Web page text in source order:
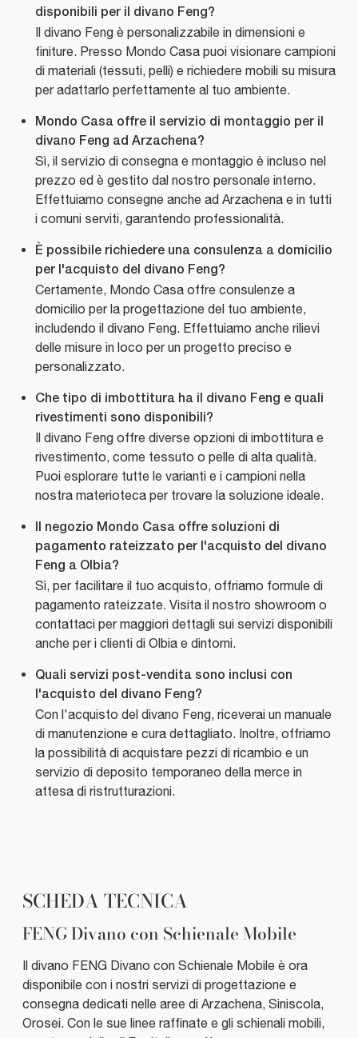
disponibili per il divano Feng?
Il divano Feng è personalizzabile in dimensioni e
finiture. Presso Mondo Casa puoi visionare campioni
di materiali (tessuti, pelli) e richiedere mobili su misura
per adattarlo perfettamente al tuo ambiente.
Mondo Casa offre il servizio di montaggio per il
divano Feng ad Arzachena?
Sì, il servizio di consegna e montaggio è incluso nel
prezzo ed è gestito dal nostro personale interno.
Effettuiamo consegne anche ad Arzachena e in tutti
i comuni serviti, garantendo professionalità.
È possibile richiedere una consulenza a domicilio
per l'acquisto del divano Feng?
Certamente, Mondo Casa offre consulenze a
domicilio per la progettazione del tuo ambiente,
includendo il divano Feng. Effettuiamo anche rilievi
delle misure in loco per un progetto preciso e
personalizzato.
Che tipo di imbottitura ha il divano Feng e quali
rivestimenti sono disponibili?
Il divano Feng offre diverse opzioni di imbottitura e
rivestimento, come tessuto o pelle di alta qualità.
Puoi esplorare tutte le varianti e i campioni nella
nostra materioteca per trovare la soluzione ideale.
Il negozio Mondo Casa offre soluzioni di
pagamento rateizzato per l'acquisto del divano
Feng a Olbia?
Sì, per facilitare il tuo acquisto, offriamo formule di
pagamento rateizzate. Visita il nostro showroom o
contattaci per maggiori dettagli sui servizi disponibili
anche per i clienti di Olbia e dintorni.
Quali servizi post-vendita sono inclusi con
l'acquisto del divano Feng?
Con l'acquisto del divano Feng, riceverai un manuale
di manutenzione e cura dettagliato. Inoltre, offriamo
la possibilità di acquistare pezzi di ricambio e un
servizio di deposito temporaneo della merce in
attesa di ristrutturazioni.
SCHEDA TECNICA
FENG Divano con Schienale Mobile
Il divano FENG Divano con Schienale Mobile è ora
disponibile con i nostri servizi di progettazione e
consegna dedicati nelle aree di Arzachena, Siniscola,
Orosei. Con le sue linee raffinate e gli schienali mobili,